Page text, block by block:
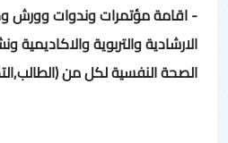
- اقامة مؤتمرات وندوات وورش
الارشادية والتربوية والاكاديمية
الصحة النفسية لكل من